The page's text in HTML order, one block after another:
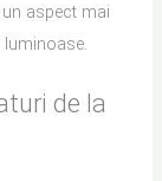
aspect mai
de la